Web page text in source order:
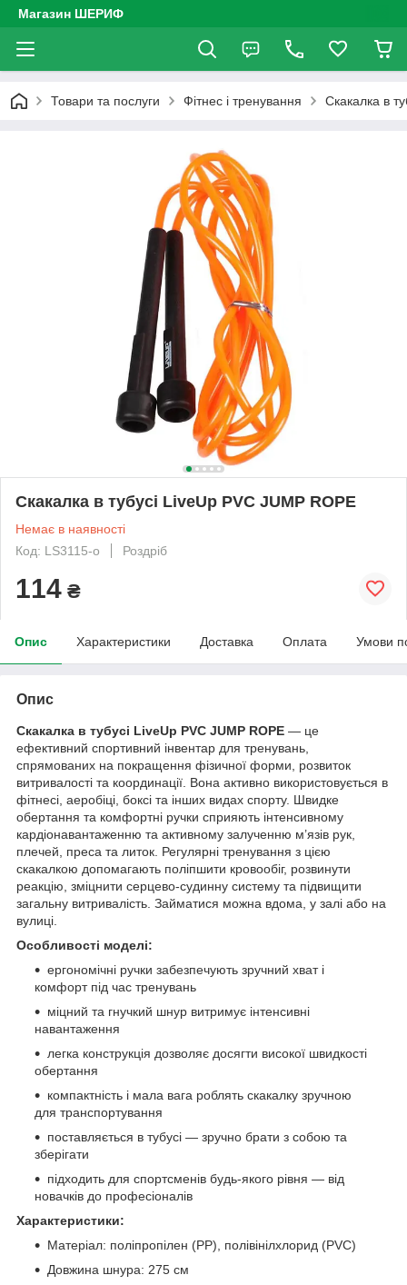
Магазин ШЕРИФ
Товари та послуги Фітнес і тренування Скакалка в
Скакалка в тубусі LiveUp PVC JUMP ROPE
Немає в наявності
Код: LS3115-o
Роздріб
114 ₴
Опис Характеристики Доставка Оплата Умови
Опис
Скакалка в тубусі LiveUp PVC JUMP ROPE — це
ефективний спортивний інвентар для тренувань,
спрямованих на покращення фізичної форми, розвиток
витривалості та координації. Вона активно використовується в
фітнесі, аеробіці, боксі та інших видах спорту. Швидке
обертання та комфортні ручки сприяють інтенсивному
кардіонавантаженню та активному залученню м’язів рук,
плечей, преса та литок. Регулярні тренування з цією
скакалкою допомагають поліпшити кровообіг, розвинути
реакцію, зміцнити серцево-судинну систему та підвищити
загальну витривалість. Займатися можна вдома, у залі або на
вулиці.
Особливості моделі:
ергономічні ручки забезпечують зручний хват і
комфорт під час тренувань
міцний та гнучкий шнур витримує інтенсивні
навантаження
легка конструкція дозволяє досягти високої швидкості
обертання
компактність і мала вага роблять скакалку зручною
для транспортування
поставляється в тубусі — зручно брати з собою та
зберігати
підходить для спортсменів будь-якого рівня — від
новачків до професіоналів
Характеристики:
Матеріал: поліпропілен (PP), полівінілхлорид (PVC)
Довжина шнура: 275 см